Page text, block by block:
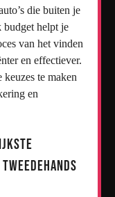
die buiten je
helpt je
van het vinden
en effectiever.
te maken
en